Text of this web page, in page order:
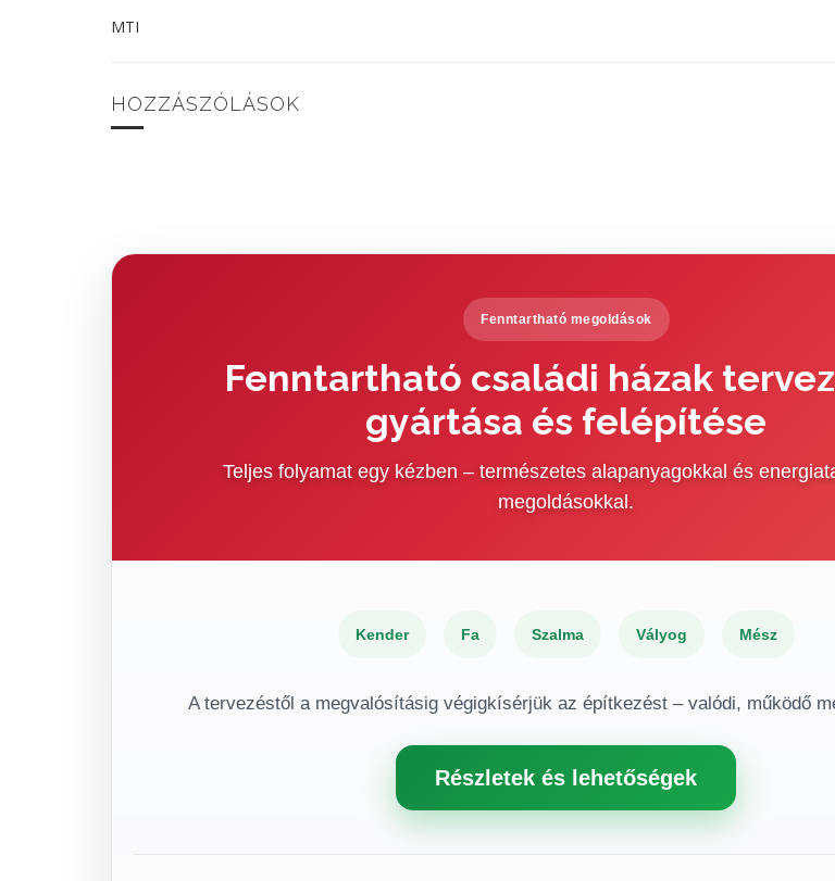
MTI
HOZZÁSZÓLÁSOK
Fenntartható megoldások
Fenntartható családi házak
gyártása és felépítése
Teljes folyamat egy kézben – természetes alapanyagokkal és
megoldásokkal.
Kender Fa Szalma Vályog Mész
A tervezéstől a megvalósításig végigkísérjük az építkezést – valódi, működő
Részletek és lehetőségek